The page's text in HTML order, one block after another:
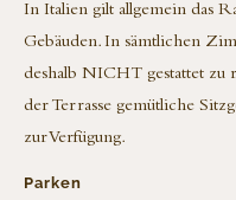
In Italien gilt allgemein das
Gebäuden. In sämtlichen
deshalb NICHT gestattet zu
der Terrasse gemütliche
zur Verfügung.
Parken